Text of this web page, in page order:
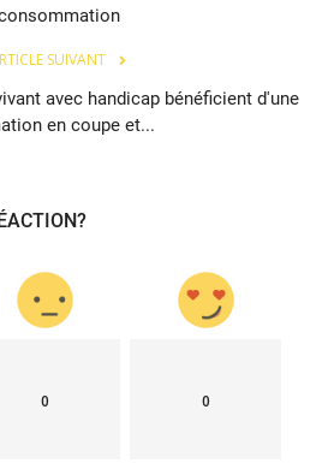
SUIVANT
avec handicap bénéficient d'une
en coupe et...
0 0